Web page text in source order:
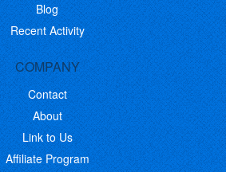
Blog
Recent Activity
COMPANY
Contact
About
Link to Us
Affiliate Program